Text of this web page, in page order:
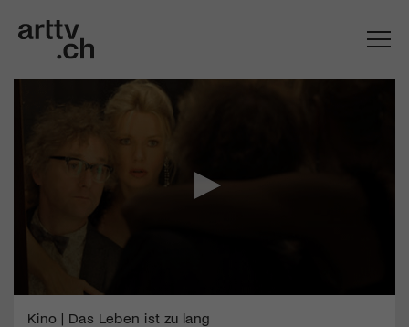
seconds
Kino | Das Leben ist zu lang
Mach mit: «Be Part of the Art»!